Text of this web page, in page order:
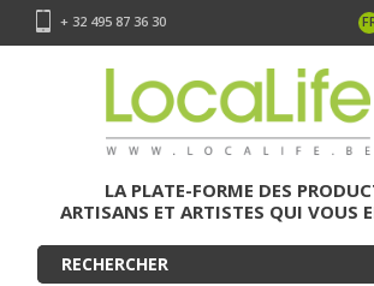
+ 32 495 87 36 30
LA PLATE-FORME DES
ARTISANS ET ARTISTES QUI VOUS